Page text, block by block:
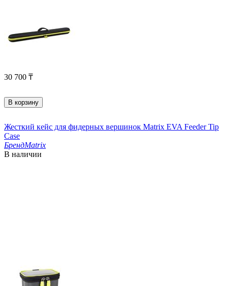
30 700 ₸
В корзину
Жесткий кейс для фидерных вершинок Matrix EVA Feeder Tip
Case
БрендMatrix
В наличии